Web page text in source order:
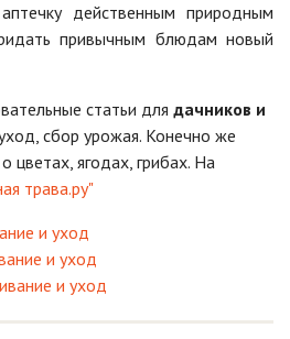
действенным природным
привычным блюдам новый
статьи для дачников и
сбор урожая. Конечно же
ягодах, грибах. На
трава.ру"
и уход
и уход
и уход